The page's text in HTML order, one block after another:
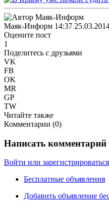
Маяк-Информ 14:37
Оцените пост
1
Поделитесь с друзьями
VK
FB
OK
MR
GP
TW
Читайте также
Комментарии (0)
Написать комментарий
Войти или зарегистрироваться
Бесплатные объявления
Добавить объявление